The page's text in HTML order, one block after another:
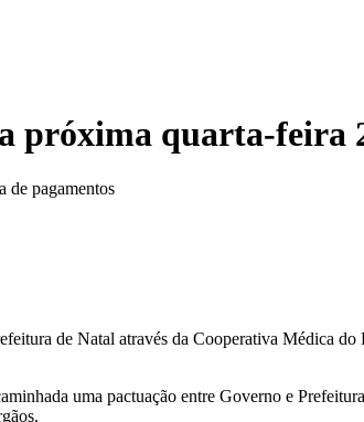
Dupla
próxima quarta-feira
de pagamentos
de Natal através da Cooperativa Médica
uma pactuação entre Governo e